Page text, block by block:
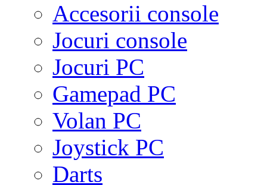
Accesorii console
Jocuri console
Jocuri PC
Gamepad PC
Volan PC
Joystick PC
Darts